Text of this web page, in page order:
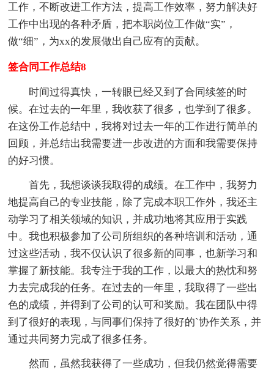
工作，不断改进工作方法，提高工作效率，努力解决好
工作中出现的各种矛盾，把本职岗位工作做“实”，
做“细”，为xx的发展做出自己应有的贡献。
签合同工作总结8
时间过得真快，一转眼已经又到了合同续签的时
候。在过去的一年里，我收获了很多，也学到了很多。
在这份工作总结中，我将对过去一年的工作进行简单的
回顾，并总结出我需要进一步改进的方面和我需要保持
的好习惯。
首先，我想谈谈我取得的成绩。在工作中，我努力
地提高自己的专业技能，除了完成本职工作外，我还主
动学习了相关领域的知识，并成功地将其应用于实践
中。我也积极参加了公司所组织的各种培训和活动，通
过这些活动，我不仅认识了很多新的同事，也新学习和
掌握了新技能。我专注于我的工作，以最大的热忱和努
力去完成我的任务。在过去的一年里，我取得了一些出
色的成绩，并得到了公司的认可和奖励。我在团队中得
到了很好的表现，与同事们保持了很好的`协作关系，并
通过共同努力完成了很多任务。
然而，虽然我获得了一些成功，但我仍然觉得需要